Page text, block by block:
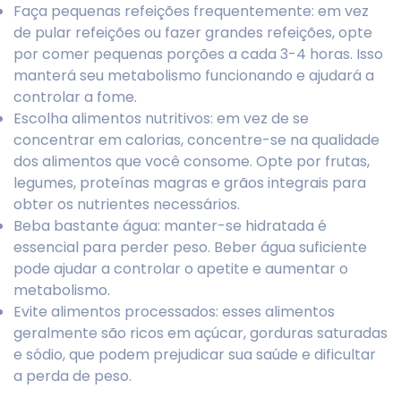
Faça pequenas refeições frequentemente: em vez
de pular refeições ou fazer grandes refeições, opte
por comer pequenas porções a cada 3-4 horas. Isso
manterá seu metabolismo funcionando e ajudará a
controlar a fome.
Escolha alimentos nutritivos: em vez de se
concentrar em calorias, concentre-se na qualidade
dos alimentos que você consome. Opte por frutas,
legumes, proteínas magras e grãos integrais para
obter os nutrientes necessários.
Beba bastante água: manter-se hidratada é
essencial para perder peso. Beber água suficiente
pode ajudar a controlar o apetite e aumentar o
metabolismo.
Evite alimentos processados: esses alimentos
geralmente são ricos em açúcar, gorduras saturadas
e sódio, que podem prejudicar sua saúde e dificultar
a perda de peso.